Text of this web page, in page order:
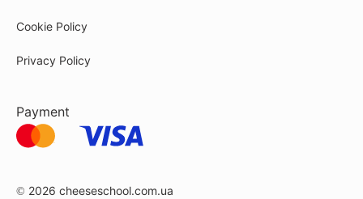
Cookie Policy
Privacy Policy
Payment
© 2026 cheeseschool.com.ua